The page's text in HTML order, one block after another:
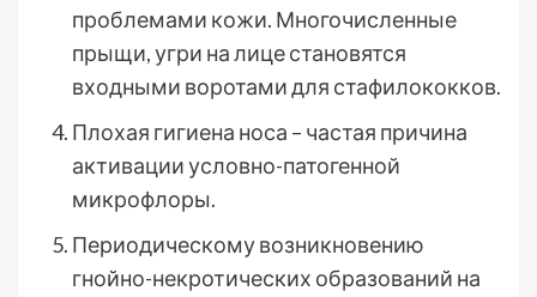
проблемами кожи. Многочисленные
прыщи, угри на лице становятся
входными воротами для стафилококков.
Плохая гигиена носа – частая причина
активации условно-патогенной
микрофлоры.
Периодическому возникновению
гнойно-некротических образований на